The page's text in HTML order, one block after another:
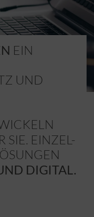
EIN
UND
SIE. EINZEL-
DIGITAL.